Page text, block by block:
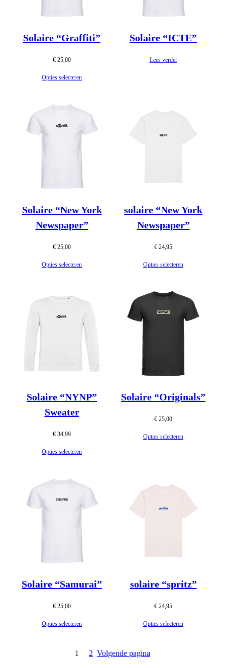
Solaire “Graffiti”
€ 25,00
Opties selecteren
Solaire “ICTE”
Lees verder
Solaire “New York
Newspaper”
€ 25,00
Opties selecteren
solaire “New York
Newspaper”
€ 24,95
Opties selecteren
Solaire “NYNP”
Sweater
€ 34,99
Opties selecteren
Solaire “Originals”
€ 25,00
Opties selecteren
Solaire “Samurai”
€ 25,00
Opties selecteren
solaire “spritz”
€ 24,95
Opties selecteren
1 2 Volgende pagina